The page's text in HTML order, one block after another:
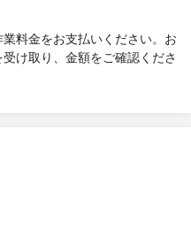
料金をお支払いください。お
け取り、金額をご確認くださ